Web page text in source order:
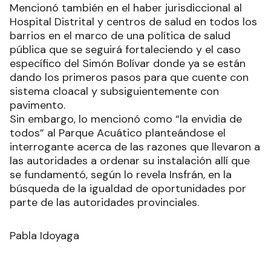
Mencionó también en el haber jurisdiccional al
Hospital Distrital y centros de salud en todos los
barrios en el marco de una política de salud
pública que se seguirá fortaleciendo y el caso
específico del Simón Bolívar donde ya se están
dando los primeros pasos para que cuente con
sistema cloacal y subsiguientemente con
pavimento.
Sin embargo, lo mencionó como “la envidia de
todos” al Parque Acuático planteándose el
interrogante acerca de las razones que llevaron a
las autoridades a ordenar su instalación allí que
se fundamentó, según lo revela Insfrán, en la
búsqueda de la igualdad de oportunidades por
parte de las autoridades provinciales.
Pabla Idoyaga